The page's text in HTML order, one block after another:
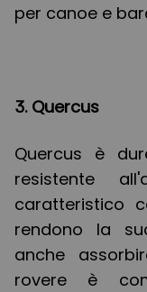
per canoe e
3. Quercus
Quercus è
resistente
caratteristico
rendono la
anche
rovere è